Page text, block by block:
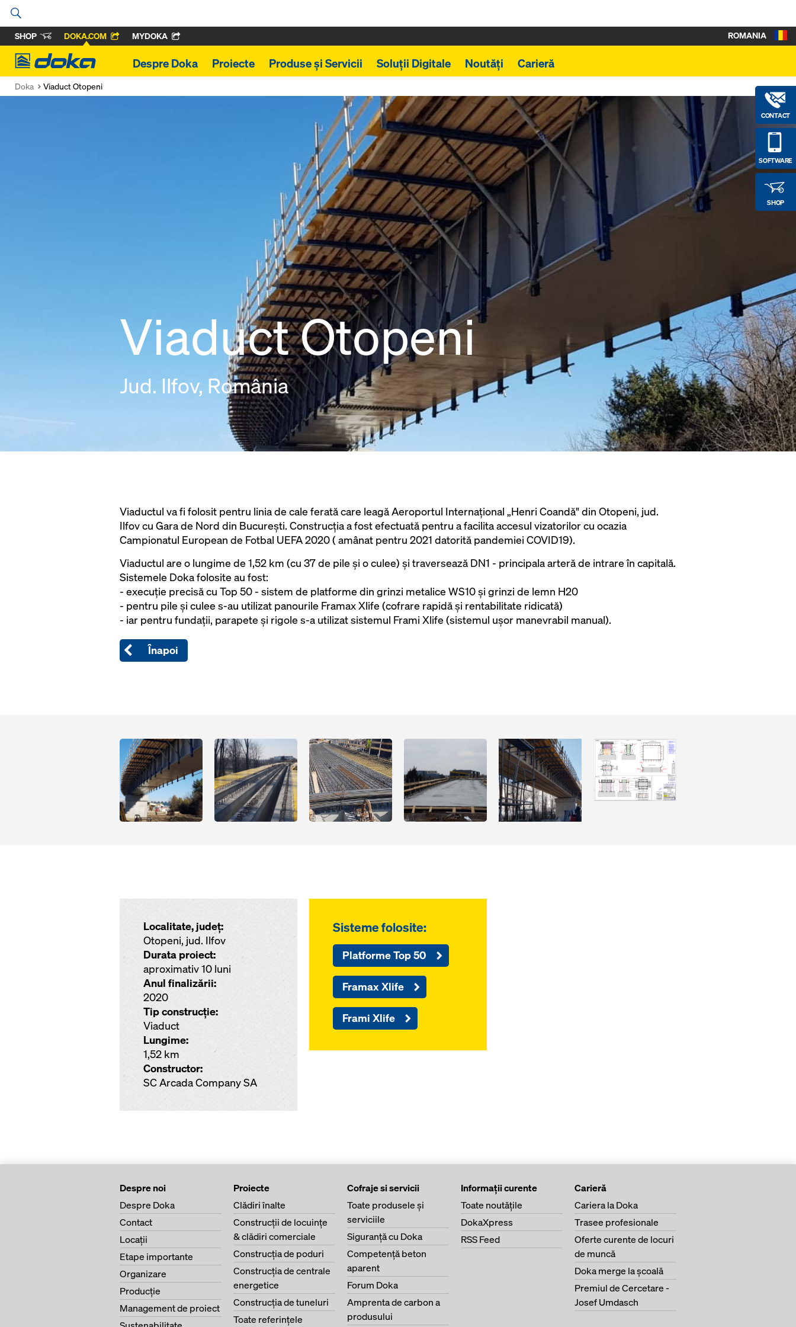
SHOP DOKA.COM MYDOKA
Doka
Despre Doka Proiecte Produse și Servicii Soluții Digitale Noutăți Carieră
CONTACT
SOFTWARE
SHOP
ROMANIA
Doka Viaduct Otopeni
Viaduct Otopeni
Jud. Ilfov, România
Viaductul va fi folosit pentru linia de cale ferată care leagă Aeroportul Internațional „Henri Coandă" din Otopeni, jud.
Ilfov cu Gara de Nord din București. Construcția a fost efectuată pentru a facilita accesul vizatorilor cu ocazia
Campionatul European de Fotbal UEFA 2020 ( amânat pentru 2021 datorită pandemiei COVID19).
Viaductul are o lungime de 1,52 km (cu 37 de pile și o culee) și traversează DN1 - principala arteră de intrare în capitală.
Sistemele Doka folosite au fost:
- execuție precisă cu Top 50 - sistem de platforme din grinzi metalice WS10 și grinzi de lemn H20
- pentru pile și culee s-au utilizat panourile Framax Xlife (cofrare rapidă şi rentabilitate ridicată)
- iar pentru fundații, parapete și rigole s-a utilizat sistemul Frami Xlife (sistemul ușor manevrabil manual).
Înapoi
Open Open Open Open
Localitate, județ:
Otopeni, jud. Ilfov
Durata proiect:
aproximativ 10 luni
Anul finalizării:
2020
Tip construcție:
Viaduct
Lungime:
1,52 km
Constructor:
SC Arcada Company SA
Sisteme folosite:
Platforme Top 50
Framax Xlife
Frami Xlife
Despre noi
Despre Doka
Contact
Locaţii
Etape importante
Organizare
Producţie
Management de proiect
Proiecte
Clădiri înalte
Construcţii de locuinţe
& clădiri comerciale
Construcţia de poduri
Construcţia de centrale
energetice
Construcţia de tuneluri
Toate referinţele
Cofraje si servicii
Toate produsele şi
serviciile
Siguranţă cu Doka
Competenţă beton
aparent
Forum Doka
Amprenta de carbon a
produsului
Informaţii curente
Toate noutăţile
DokaXpress
RSS Feed
Carieră
Cariera la Doka
Trasee profesionale
Oferte curente de locuri
de muncă
Doka merge la şcoală
Premiul de Cercetare -
Josef Umdasch